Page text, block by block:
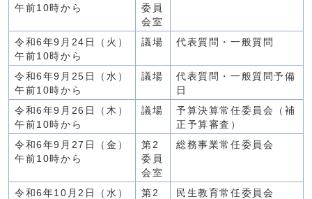
午前10時から
委員
会室
令和6年9月24日（火）
午前10時から
議場 代表質問・一般質問
令和6年9月25日（水）
午前10時から
議場
代表質問・一般質問予備
日
令和6年9月26日（木）
午前10時から
議場
予算決算常任委員会（補
正予算審査）
令和6年9月27日（金）
午前10時から
第2
委員
会室
総務事業常任委員会
令和6年10月2日（水）
第2
民生教育常任委員会